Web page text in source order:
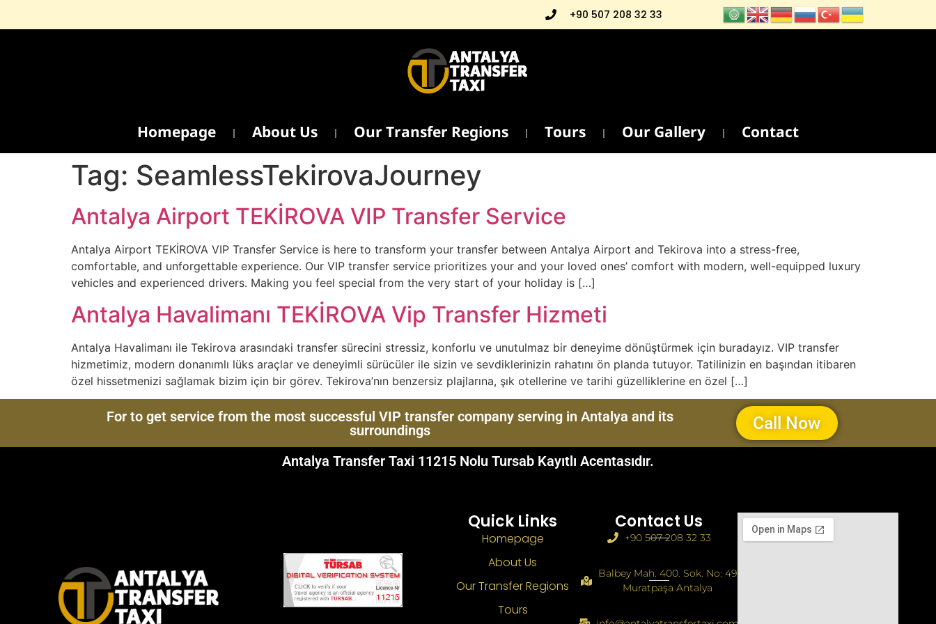
+90 507 208 32 33
Homepage About Us Our Transfer Regions Tours Our Gallery Contact
Tag: SeamlessTekirovaJourney
Antalya Airport TEKİROVA VIP Transfer Service
Antalya Airport TEKİROVA VIP Transfer Service is here to transform your transfer between Antalya Airport and Tekirova into a stress-free,
comfortable, and unforgettable experience. Our VIP transfer service prioritizes your and your loved ones’ comfort with modern, well-equipped luxury
vehicles and experienced drivers. Making you feel special from the very start of your holiday is […]
Antalya Havalimanı TEKİROVA Vip Transfer Hizmeti
Antalya Havalimanı ile Tekirova arasındaki transfer sürecini stressiz, konforlu ve unutulmaz bir deneyime dönüştürmek için buradayız. VIP transfer
hizmetimiz, modern donanımlı lüks araçlar ve deneyimli sürücüler ile sizin ve sevdiklerinizin rahatını ön planda tutuyor. Tatilinizin en başından itibaren
özel hissetmenizi sağlamak bizim için bir görev. Tekirova’nın benzersiz plajlarına, şık otellerine ve tarihi güzelliklerine en özel […]
For to get service from the most successful VIP transfer company serving in Antalya and its
surroundings
Call Now
Antalya Transfer Taxi 11215 Nolu Tursab Kayıtlı Acentasıdır.
Quick Links
Homepage
About Us
Our Transfer Regions
Tours
Contact Us
+90 507 208 32 33
Balbey Mah. 400. Sok. No: 49
Muratpaşa Antalya